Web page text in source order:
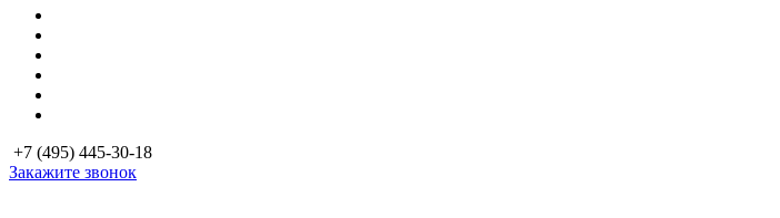
+7 (495) 445-30-18
Закажите звонок